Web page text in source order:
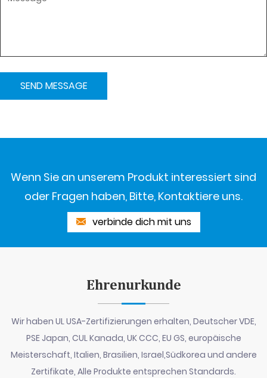
Wenn Sie an unserem Produkt interessiert sind
oder Fragen haben, Bitte, Kontaktiere uns.
verbinde dich mit uns
Ehrenurkunde
Wir haben UL USA-Zertifizierungen erhalten, Deutscher VDE,
PSE Japan, CUL Kanada, UK CCC, EU GS, europäische
Meisterschaft, Italien, Brasilien, Israel,Südkorea und andere
Zertifikate, Alle Produkte entsprechen Standards.